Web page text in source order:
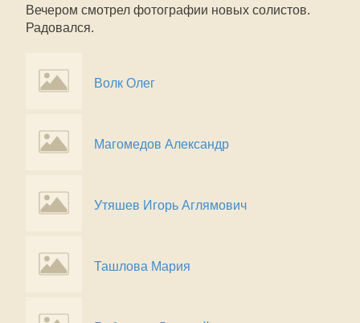
Вечером смотрел фотографии новых солистов.
Радовался.
Волк Олег
Магомедов Александр
Утяшев Игорь Аглямович
Ташлова Мария